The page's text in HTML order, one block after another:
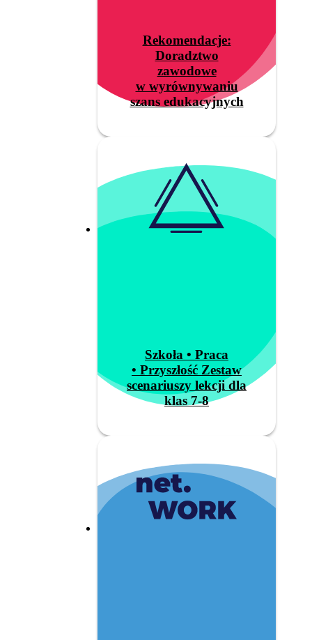
Rekomendacje:
Doradztwo
zawodowe
w wyrównywaniu
szans edukacyjnych
Szkoła • Praca
• Przyszłość Zestaw
scenariuszy lekcji dla
klas 7-8